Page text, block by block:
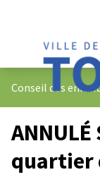
Conseil des
quartier